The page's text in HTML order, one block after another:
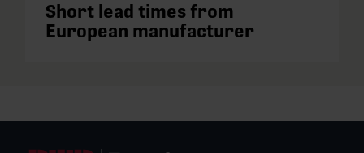
Short lead times from
European manufacturer